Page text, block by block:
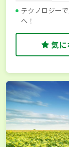
テクノロジー
へ！
気に